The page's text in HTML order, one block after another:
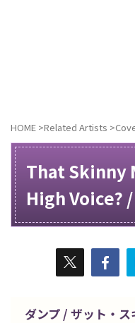
HOME >Related Artists >
That Skinny
High Voice?
ダンプ / ザット・ス